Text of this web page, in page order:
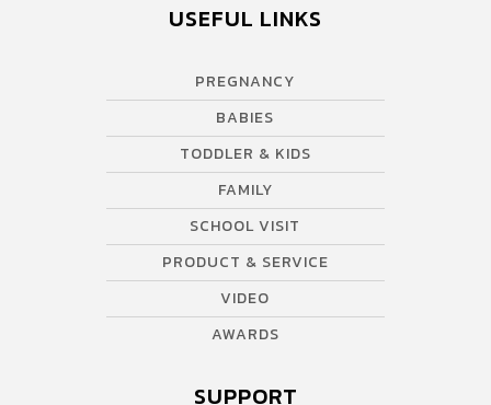
USEFUL LINKS
PREGNANCY
BABIES
TODDLER & KIDS
FAMILY
SCHOOL VISIT
PRODUCT & SERVICE
VIDEO
AWARDS
SUPPORT